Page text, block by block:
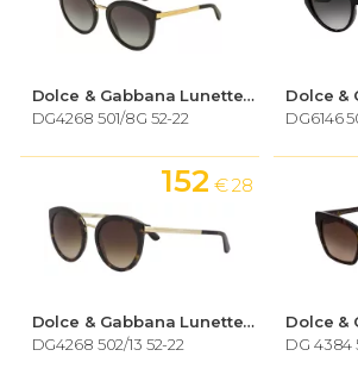
Dolce & Gabbana Lunettes de soleil Femme
DG4268 501/8G 52-22
DG6146
Dolce & Gabbana Lunettes de soleil Femme
DG4268 502/13 52-22
152 € 28
DG 4384